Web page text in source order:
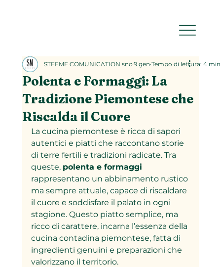
Polenta e Formaggi: La
Tradizione Piemontese che
Riscalda il Cuore
STEEME COMUNICATION snc 9 gen Tempo di lettura: 4 min
La cucina piemontese è ricca di sapori
autentici e piatti che raccontano storie
di terre fertili e tradizioni radicate. Tra
queste, polenta e formaggi
rappresentano un abbinamento rustico
ma sempre attuale, capace di riscaldare
il cuore e soddisfare il palato in ogni
stagione. Questo piatto semplice, ma
ricco di carattere, incarna l’essenza della
cucina contadina piemontese, fatta di
ingredienti genuini e preparazioni che
valorizzano il territorio.